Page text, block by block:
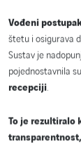
Vođeni
štetu i osigurava
Sustav je
pojednostavnila
recepciji
To je rezultiralo